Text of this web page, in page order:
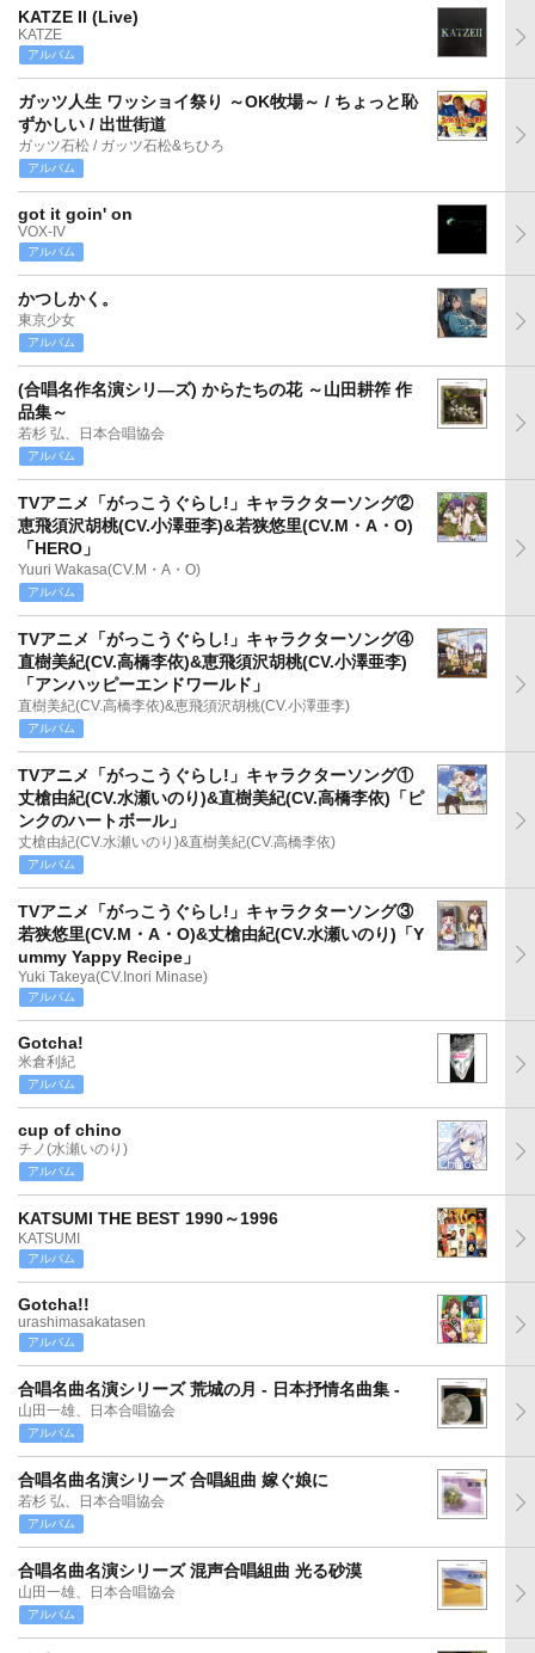
KATZE II (Live)
KATZE
アルバム
ガッツ人生 ワッショイ祭り ～OK牧場～ / ちょっと恥
ずかしい / 出世街道
ガッツ石松 / ガッツ石松&ちひろ
アルバム
got it goin' on
VOX-IV
アルバム
かつしかく。
東京少女
アルバム
(合唱名作名演シリ―ズ) からたちの花 ～山田耕筰 作
品集～
若杉 弘、日本合唱協会
アルバム
TVアニメ「がっこうぐらし!」キャラクターソング②
恵飛須沢胡桃(CV.小澤亜李)&若狭悠里(CV.M・A・O)
「HERO」
Yuuri Wakasa(CV.M・A・O)
アルバム
TVアニメ「がっこうぐらし!」キャラクターソング④
直樹美紀(CV.高橋李依)&恵飛須沢胡桃(CV.小澤亜李)
「アンハッピーエンドワールド」
直樹美紀(CV.高橋李依)&恵飛須沢胡桃(CV.小澤亜李)
アルバム
TVアニメ「がっこうぐらし!」キャラクターソング①
丈槍由紀(CV.水瀬いのり)&直樹美紀(CV.高橋李依)「ピ
ンクのハートボール」
丈槍由紀(CV.水瀬いのり)&直樹美紀(CV.高橋李依)
アルバム
TVアニメ「がっこうぐらし!」キャラクターソング③
若狭悠里(CV.M・A・O)&丈槍由紀(CV.水瀬いのり)「Y
ummy Yappy Recipe」
Yuki Takeya(CV.Inori Minase)
アルバム
Gotcha!
米倉利紀
アルバム
cup of chino
チノ(水瀬いのり)
アルバム
KATSUMI THE BEST 1990～1996
KATSUMI
アルバム
Gotcha!!
urashimasakatasen
アルバム
合唱名曲名演シリーズ 荒城の月 - 日本抒情名曲集 -
山田一雄、日本合唱協会
アルバム
合唱名曲名演シリーズ 合唱組曲 嫁ぐ娘に
若杉 弘、日本合唱協会
アルバム
合唱名曲名演シリーズ 混声合唱組曲 光る砂漠
山田一雄、日本合唱協会
アルバム